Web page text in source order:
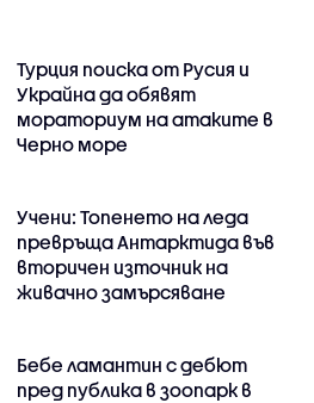
Турция поиска от Русия и
Украйна да обявят
мораториум на атаките в
Черно море
Учени: Топенето на леда
превръща Антарктида във
вторичен източник на
живачно замърсяване
Бебе ламантин с дебют
пред публика в зоопарк в